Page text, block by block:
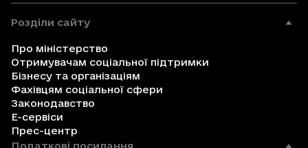
Розділи сайту
Про міністерство
Отримувачам соціальної підтримки
Бізнесу та організаціям
Фахівцям соціальної сфери
Законодавство
Е-сервіси
Прес-центр
Додаткові посилання